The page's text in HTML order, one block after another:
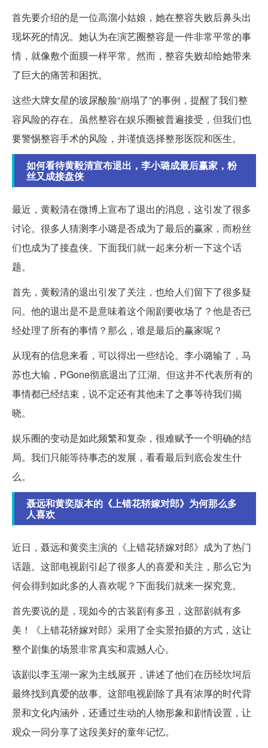
首先要介绍的是一位高溜小姑娘，她在整容失败后鼻头出
现坏死的情况。她认为在演艺圈整容是一件非常平常的事
情，就像敷个面膜一样平常。然而，整容失败却给她带来
了巨大的痛苦和困扰。
这些大牌女星的玻尿酸脸“崩塌了”的事例，提醒了我们整
容风险的存在。虽然整容在娱乐圈被普遍接受，但我们也
要警惕整容手术的风险，并谨慎选择整形医院和医生。
如何看待黄毅清宣布退出，李小璐成最后赢家，粉
丝又成接盘侠
最近，黄毅清在微博上宣布了退出的消息，这引发了很多
讨论。很多人猜测李小璐是否成为了最后的赢家，而粉丝
们也成为了接盘侠。下面我们就一起来分析一下这个话
题。
首先，黄毅清的退出引发了关注，也给人们留下了很多疑
问。他的退出是不是意味着这个闹剧要收场了？他是否已
经处理了所有的事情？那么，谁是最后的赢家呢？
从现有的信息来看，可以得出一些结论。李小璐输了，马
苏也大输，PGone彻底退出了江湖。但这并不代表所有的
事情都已经结束，说不定还有其他未了之事等待我们揭
晓。
娱乐圈的变动是如此频繁和复杂，很难赋予一个明确的结
局。我们只能等待事态的发展，看看最后到底会发生什
么。
聂远和黄奕版本的《上错花轿嫁对郎》为何那么多
人喜欢
近日，聂远和黄奕主演的《上错花轿嫁对郎》成为了热门
话题。这部电视剧引起了很多人的喜爱和关注，那么它为
何会得到如此多的人喜欢呢？下面我们就来一探究竟。
首先要说的是，现如今的古装剧有多丑，这部剧就有多
美！《上错花轿嫁对郎》采用了全实景拍摄的方式，这让
整个剧集的场景非常真实和震撼人心。
该剧以李玉湖一家为主线展开，讲述了他们在历经坎坷后
最终找到真爱的故事。这部电视剧除了具有浓厚的时代背
景和文化内涵外，还通过生动的人物形象和剧情设置，让
观众一同分享了这段美好的童年记忆。